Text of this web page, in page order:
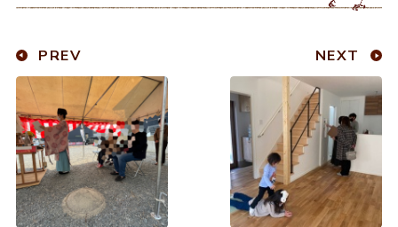
PREV NEXT